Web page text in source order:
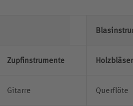
Zupfinstrumente Holzbläser
Gitarre Querflöte